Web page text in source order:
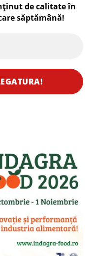
de calitate în
săptămână!